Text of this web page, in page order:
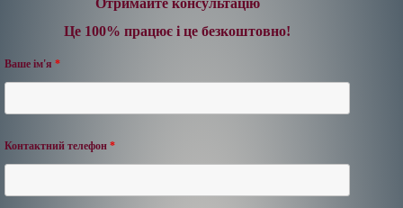
Це 100% працює і це безкоштовно!
Ваше ім'я *
Контактний телефон *